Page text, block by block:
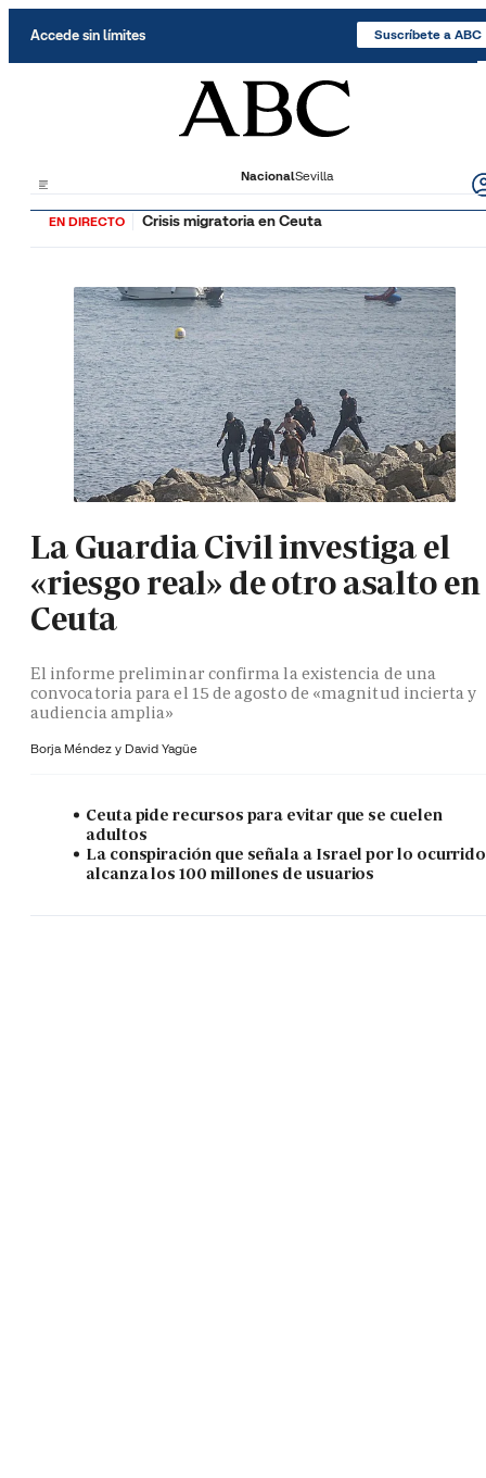
Accede sin límites Suscríbete a ABC
NacionalSevilla
EN DIRECTO Crisis migratoria en Ceuta
La Guardia Civil investiga el
«riesgo real» de otro asalto en
Ceuta
El informe preliminar confirma la existencia de una
convocatoria para el 15 de agosto de «magnitud incierta y
audiencia amplia»
Borja Méndez y David Yagüe
Ceuta pide recursos para evitar que se cuelen
adultos
La conspiración que señala a Israel por lo ocurrido
alcanza los 100 millones de usuarios